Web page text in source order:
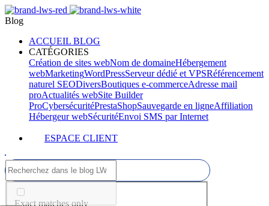
Blog
ACCUEIL BLOG
CATÉGORIES
Création de sites webNom de domaineHébergement
webMarketingWordPressServeur dédié et VPSRéférencement
naturel SEODiversBoutiques e-commerceAdresse mail
proActualités webSite Builder
ProCybersécuritéPrestaShopSauvegarde en ligneAffiliation
Hébergeur webSécuritéEnvoi SMS par Internet
ESPACE CLIENT
Exact matches only